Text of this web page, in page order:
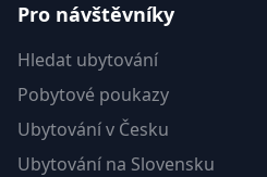
Pro návštěvníky
Hledat ubytování
Pobytové poukazy
Ubytování v Česku
Ubytování na Slovensku